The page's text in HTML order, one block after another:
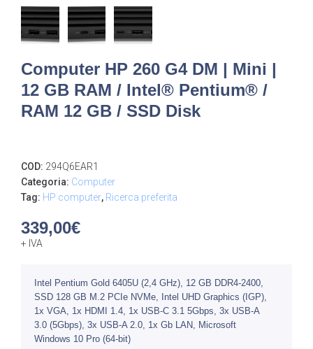
Computer HP 260 G4 DM | Mini |
12 GB RAM / Intel® Pentium® /
RAM 12 GB / SSD Disk
COD: 294Q6EAR1
Categoria: Computer
Tag: HP computer, Ricerca preferita
339,00€
+ IVA
Intel Pentium Gold 6405U (2,4 GHz), 12 GB DDR4-2400,
SSD 128 GB M.2 PCIe NVMe, Intel UHD Graphics (IGP),
1x VGA, 1x HDMI 1.4, 1x USB-C 3.1 5Gbps, 3x USB-A
3.0 (5Gbps), 3x USB-A 2.0, 1x Gb LAN, Microsoft
Windows 10 Pro (64-bit)